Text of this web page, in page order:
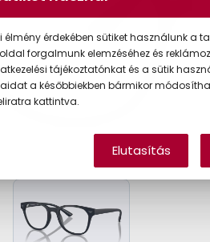
élmény érdekében sütiket használunk a
forgalmunk elemzéséhez és
tájékoztatónkat és a sütik
a későbbiekben bármikor
kattintva.
Elutasítás